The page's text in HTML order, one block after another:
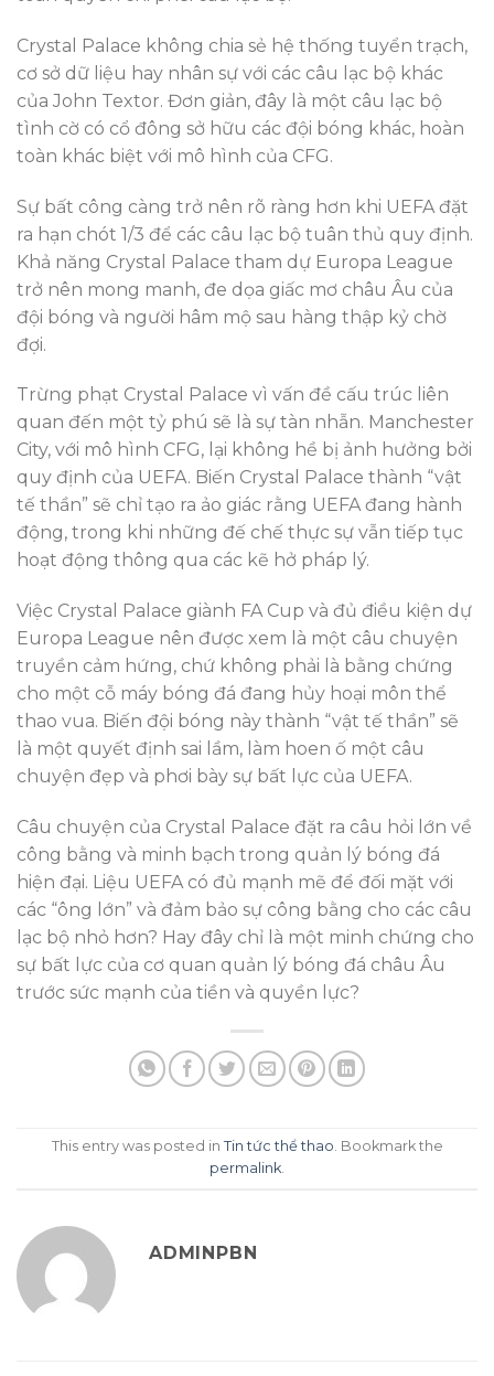
Crystal Palace không chia sẻ hệ thống tuyển trạch,
cơ sở dữ liệu hay nhân sự với các câu lạc bộ khác
của John Textor. Đơn giản, đây là một câu lạc bộ
tình cờ có cổ đông sở hữu các đội bóng khác, hoàn
toàn khác biệt với mô hình của CFG.
Sự bất công càng trở nên rõ ràng hơn khi UEFA đặt
ra hạn chót 1/3 để các câu lạc bộ tuân thủ quy định.
Khả năng Crystal Palace tham dự Europa League
trở nên mong manh, đe dọa giấc mơ châu Âu của
đội bóng và người hâm mộ sau hàng thập kỷ chờ
đợi.
Trừng phạt Crystal Palace vì vấn đề cấu trúc liên
quan đến một tỷ phú sẽ là sự tàn nhẫn. Manchester
City, với mô hình CFG, lại không hề bị ảnh hưởng bởi
quy định của UEFA. Biến Crystal Palace thành “vật
tế thần” sẽ chỉ tạo ra ảo giác rằng UEFA đang hành
động, trong khi những đế chế thực sự vẫn tiếp tục
hoạt động thông qua các kẽ hở pháp lý.
Việc Crystal Palace giành FA Cup và đủ điều kiện dự
Europa League nên được xem là một câu chuyện
truyền cảm hứng, chứ không phải là bằng chứng
cho một cỗ máy bóng đá đang hủy hoại môn thể
thao vua. Biến đội bóng này thành “vật tế thần” sẽ
là một quyết định sai lầm, làm hoen ố một câu
chuyện đẹp và phơi bày sự bất lực của UEFA.
Câu chuyện của Crystal Palace đặt ra câu hỏi lớn về
công bằng và minh bạch trong quản lý bóng đá
hiện đại. Liệu UEFA có đủ mạnh mẽ để đối mặt với
các “ông lớn” và đảm bảo sự công bằng cho các câu
lạc bộ nhỏ hơn? Hay đây chỉ là một minh chứng cho
sự bất lực của cơ quan quản lý bóng đá châu Âu
trước sức mạnh của tiền và quyền lực?
This entry was posted in Tin tức thể thao. Bookmark the
permalink.
ADMINPBN